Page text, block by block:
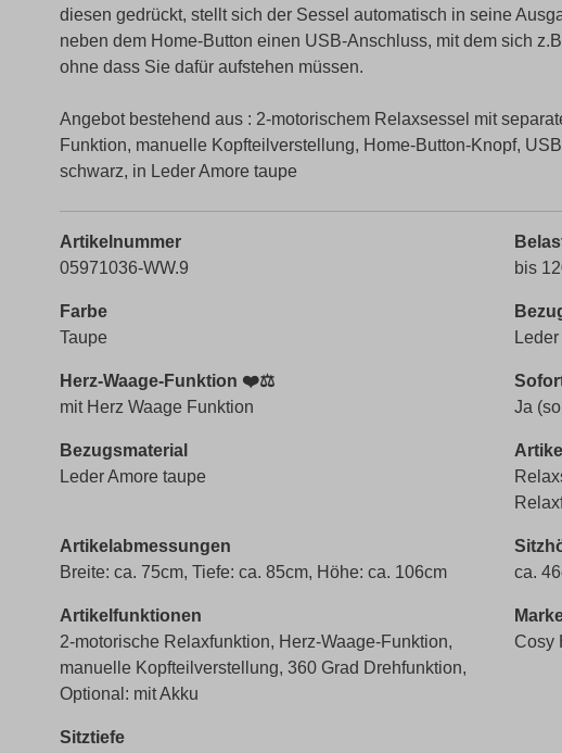
diesen gedrückt, stellt sich der Sessel automatisch in seine
neben dem Home-Button einen USB-Anschluss, mit dem sich
ohne dass Sie dafür aufstehen müssen.
Angebot bestehend aus : 2-motorischem Relaxsessel mit
Funktion, manuelle Kopfteilverstellung, Home-Button-Knopf,
schwarz, in Leder Amore taupe
Artikelnummer
05971036-WW.9
bis
Farbe
Taupe
Leder
Herz-Waage-Funktion ❤️⚖️
mit Herz Waage Funktion
Ja
Bezugsmaterial
Leder Amore taupe
Artikelabmessungen
Breite: ca. 75cm, Tiefe: ca. 85cm, Höhe: ca. 106cm
ca.
Artikelfunktionen
2-motorische Relaxfunktion, Herz-Waage-Funktion,
manuelle Kopfteilverstellung, 360 Grad Drehfunktion,
Optional: mit Akku
Cosy
Sitztiefe